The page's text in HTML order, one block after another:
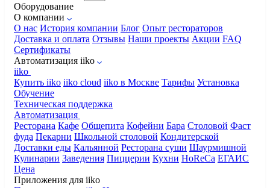
Оборудование
О компании
О нас История компании Блог Опыт рестораторов
Доставка и оплата Отзывы Наши проекты Акции FAQ
Сертификаты
Автоматизация iiko
iiko
Купить iiko iiko cloud iiko в Москве Тарифы Установка
Обучение
Техническая поддержка
Автоматизация
Ресторана Кафе Общепита Кофейни Бара Столовой Фаст
фуда Пекарни Школьной столовой Кондитерской
Доставки еды Кальянной Ресторана суши Шаурмишной
Кулинарии Заведения Пиццерии Кухни HoReCa ЕГАИС
Цена
Приложения для iiko